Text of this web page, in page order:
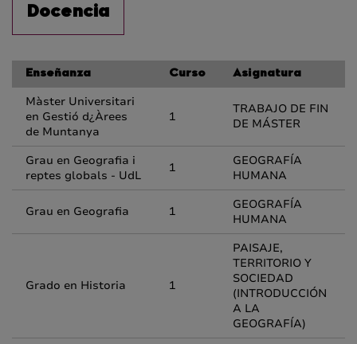
Docencia
Enseñanza Curso Asignatura
Màster Universitari
en Gestió d¿Àrees
de Muntanya
1
TRABAJO DE FIN
DE MÁSTER
Grau en Geografia i
reptes globals - UdL
1
GEOGRAFÍA
HUMANA
Grau en Geografia 1
GEOGRAFÍA
HUMANA
Grado en Historia 1
PAISAJE,
TERRITORIO Y
SOCIEDAD
(INTRODUCCIÓN
A LA
GEOGRAFÍA)